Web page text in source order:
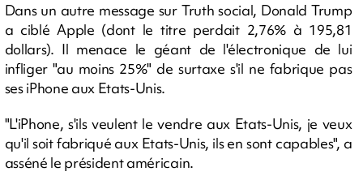
Dans un autre message sur Truth social, Donald Trump
a ciblé Apple (dont le titre perdait 2,76% à 195,81
dollars). Il menace le géant de l'électronique de lui
infliger "au moins 25%" de surtaxe s'il ne fabrique pas
ses iPhone aux Etats-Unis.
"L'iPhone, s'ils veulent le vendre aux Etats-Unis, je veux
qu'il soit fabriqué aux Etats-Unis, ils en sont capables", a
asséné le président américain.